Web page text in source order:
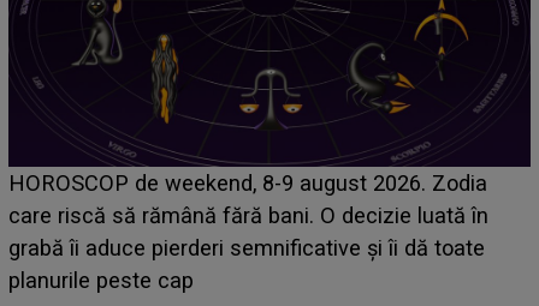
Emanuel a ținut ACEST DETALIU ASCUNS până
acum! În fața Alexandrei, concurentul din Casa Iubirii
face o MĂRTURISIRE NEAȘTEPTATĂ despre mama
sa: "I-am spus și ei în față, eu nu te iubesc pentru